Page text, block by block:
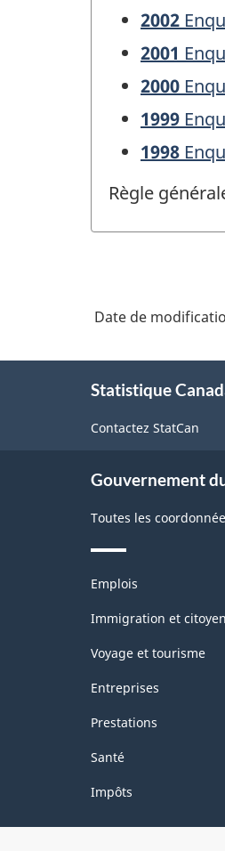
2002
2001
2000
1999
1998
Règle
Date de
Statistique
Contactez StatCan
Gouvernement
Toutes les
Thèmes
sujets
Emplois
Immigration et
Voyage et tourisme
Entreprises
Prestations
Santé
Impôts